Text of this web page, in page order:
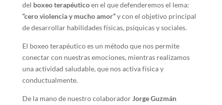
del boxeo terapéuticoen el que defenderemos el lema:
“cero violencia y mucho amor”y con el objetivo principal
de desarrollar habilidades físicas, psíquicas y sociales.
El boxeo terapéutico es un método que nos permite
conectar con nuestras emociones, mientras realizamos
una actividad saludable, que nos activa física y
conductualmente.
De la mano de nuestro colaborador Jorge Guzmán